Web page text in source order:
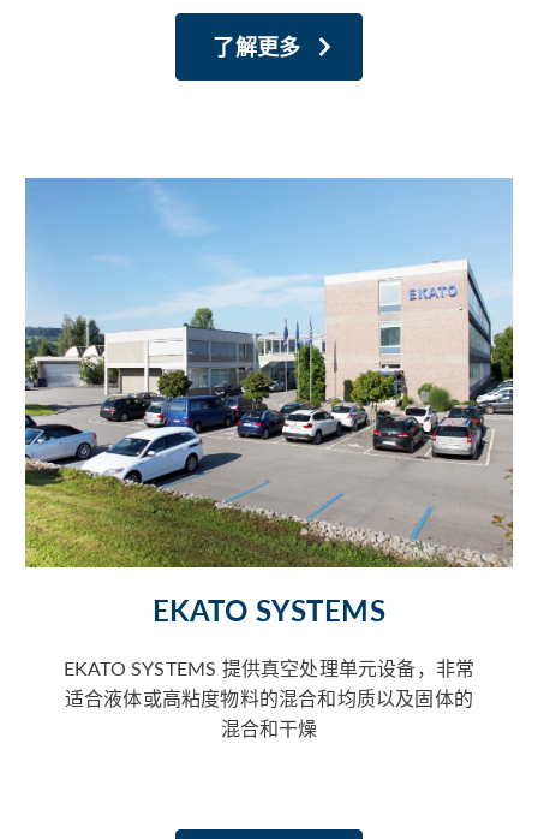
了解更多
EKATO SYSTEMS
EKATO SYSTEMS 提供真空处理单元设备，非常
适合液体或高粘度物料的混合和均质以及固体的
混合和干燥